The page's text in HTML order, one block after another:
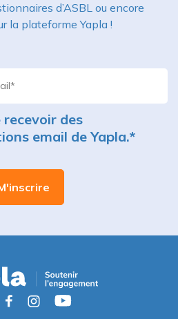
d’ASBL ou encore
la plateforme Yapla !
recevoir des
email de Yapla.*